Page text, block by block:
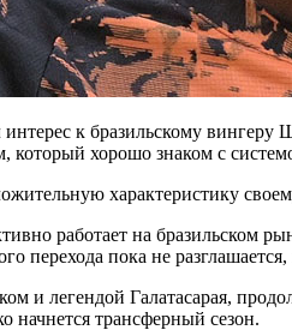
интерес к бразильскому
который хорошо знаком с
характеристику
работает на бразильском
перехода пока не
и легендой Галатасарая,
начнется трансферный сезон.